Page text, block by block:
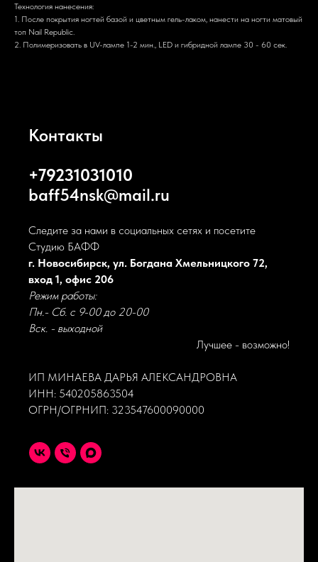
Технология нанесения:
1. После покрытия ногтей базой и цветным гель-лаком, нанести на ногти матовый
топ Nail Republic.
2. Полимеризовать в UV-лампе 1-2 мин., LED и гибридной лампе 30 - 60 сек.
Контакты
+79231031010
baff54nsk@mail.ru
Следите за нами в социальных сетях и посетите
Студию БАФФ
г. Новосибирск, ул. Богдана Хмельницкого 72,
вход 1, офис 206
Режим работы:
Пн.- Сб. с 9-00 до 20-00
Вск. - выходной
Лучшее - возможно!
ИП МИНАЕВА ДАРЬЯ АЛЕКСАНДРОВНА
ИНН: 540205863504
ОГРН/ОГРНИП: 323547600090000